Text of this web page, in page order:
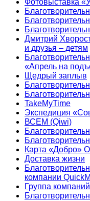
Фотовыставка
Дмитрий
и друзья – детям
«Апрель на
Щедрый заплыв
TakeMyTime
Экспедиция
ВСЕМ (Qiwi)
Карта «Добро»
Доставка жизни
компании
Группа